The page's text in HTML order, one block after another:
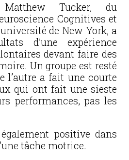
Tucker, du
Cognitives et
de New York, a
d’une expérience
devant faire des
Un groupe est resté
l’autre a fait une courte
qui ont fait une sieste
performances, pas les
positive dans
tâche motrice.